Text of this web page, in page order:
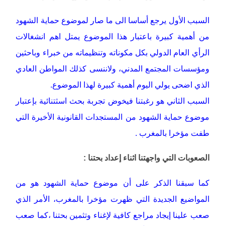
السبب الأول يرجع أساسا الى ما صار لموضوع حماية الشهود
من أهمية كبيرة باعتبار هذا الموضوع يمتل اهم انشغالات
الرأي العام الدولي بكل مكوناته وتنظيماته من خبراء وباحثين
ومؤسسات المجتمع المدني، ولاننسى كذلك المواطن العادي
الذي اضحى يولي اليوم أهمية كبيرة لهذا الموضوع.
السبب الثاني هو رغبتنا فيخوض تجربة بحث اسثتنائية بإعتبار
موضوع حماية الشهود من المستجدات القانونية الأخيرة التي
طفت مؤخرا بالمغرب .
الصعوبات التي واجهتنا اثناء إعداد بحتنا :
كما سبقنا الذكر على أن موضوع حماية الشهود هو من
المواضيع الجديدة التي ظهرت مؤخرا بالمغرب، الأمر الذي
صعب علينا إيجاد مراجع كافية لإغناء وتثمين بحتنا ،كما صعب